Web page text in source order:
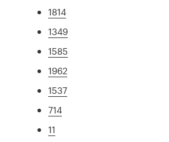
1814
1349
1585
1962
1537
714
11